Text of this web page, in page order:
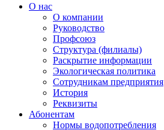
О нас
О компании
Руководство
Профсоюз
Структура (филиалы)
Раскрытие информации
Экологическая политика
Сотрудникам предприятия
История
Реквизиты
Абонентам
Нормы водопотребления